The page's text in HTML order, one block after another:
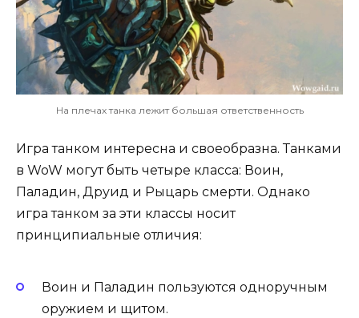
На плечах танка лежит большая ответственность
Игра танком интересна и своеобразна. Танками
в WoW могут быть четыре класса: Воин,
Паладин, Друид и Рыцарь смерти. Однако
игра танком за эти классы носит
принципиальные отличия:
Воин и Паладин пользуются одноручным
оружием и щитом.